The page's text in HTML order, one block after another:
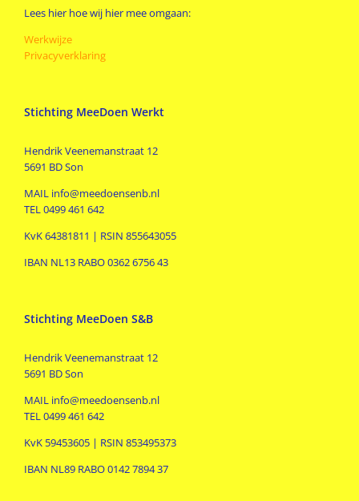
Lees hier hoe wij hier mee omgaan:
Werkwijze
Privacyverklaring
Stichting MeeDoen Werkt
Hendrik Veenemanstraat 12
5691 BD Son
MAIL info@meedoensenb.nl
TEL 0499 461 642
KvK 64381811 | RSIN 855643055
IBAN NL13 RABO 0362 6756 43
Stichting MeeDoen S&B
Hendrik Veenemanstraat 12
5691 BD Son
MAIL info@meedoensenb.nl
TEL 0499 461 642
KvK 59453605 | RSIN 853495373
IBAN NL89 RABO 0142 7894 37